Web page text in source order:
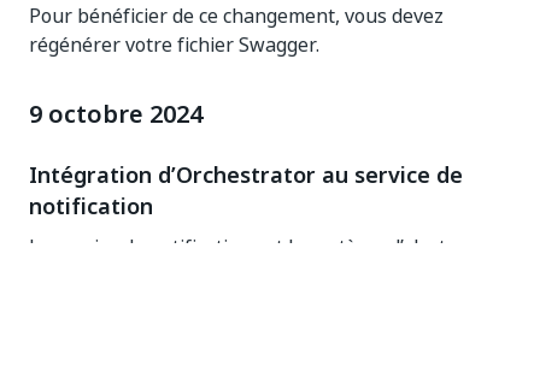
Pour bénéficier de ce changement, vous devez
régénérer votre fichier Swagger.
9 octobre 2024
Intégration d’Orchestrator au service de
notification
Le service de notification est le système d’alerte